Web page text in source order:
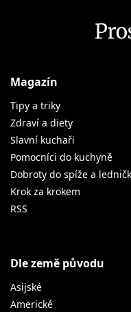
Magazín
Tipy a triky
Zdraví a diety
Slavní kuchaři
Pomocníci do kuchyně
Dobroty do spíže a
Krok za krokem
RSS
Dle země původu
Asijské
Americké